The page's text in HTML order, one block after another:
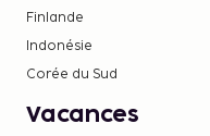
Finlande
Indonésie
Corée du Sud
Vacances